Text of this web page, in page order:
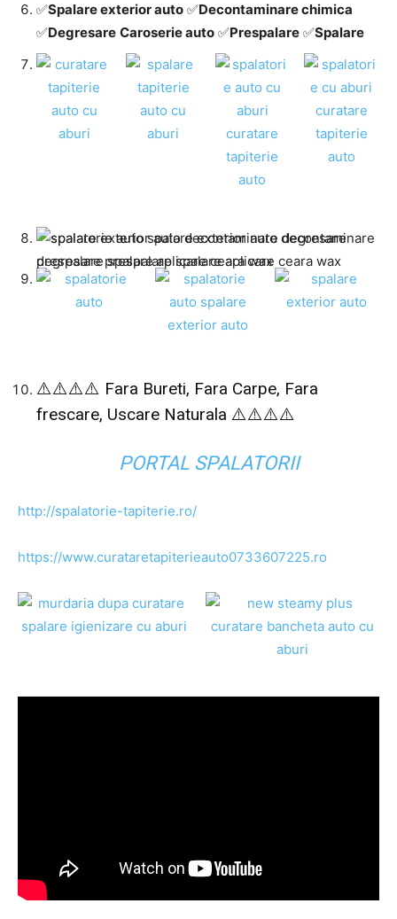
✅Spalare exterior auto ✅Decontaminare chimica
✅Degresare Caroserie auto ✅Prespalare ✅Spalare
⚠️⚠️⚠️⚠️ Fara Bureti, Fara Carpe, Fara
frescare, Uscare Naturala ⚠️⚠️⚠️⚠️
PORTAL SPALATORII
http://spalatorie-tapiterie.ro/
https://www.curataretapiterieauto0733607225.ro